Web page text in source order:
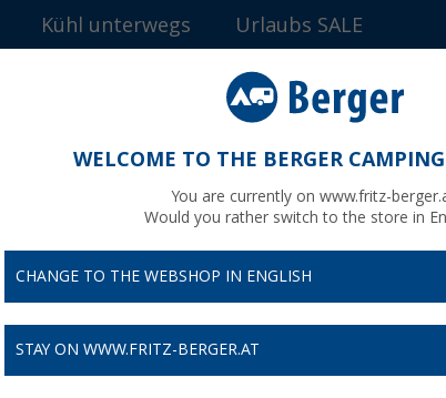
Kühl unterwegs Urlaubs SALE
ERSATZTEILE REICH
%
WELCOME TO THE BERGER
You are currently on www.fritz-
Would you rather switch to the store in
CHANGE TO THE WEBSHOP IN ENGLISH
STAY ON WWW.FRITZ-BERGER.AT